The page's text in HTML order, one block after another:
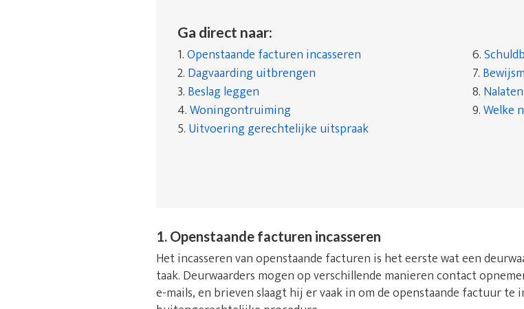
Ga direct naar:
1.Openstaande facturen incasseren
2. Dagvaarding uitbrengen
3. Beslag leggen
4.Woningontruiming
5. Uitvoering gerechtelijke uitspraak
6.
7.
8.
9.Welke
1. Openstaande facturen incasseren
Het incasseren van openstaande facturen is het eerste wat een
taak. Deurwaarders mogen op verschillende manieren contact
e-mails, en brieven slaagt hij er vaak in om de openstaande factuur te